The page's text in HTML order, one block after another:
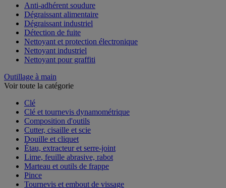
Anti-adhérent soudure
Dégraissant alimentaire
Dégraissant industriel
Détection de fuite
Nettoyant et protection électronique
Nettoyant industriel
Nettoyant pour graffiti
Outillage à main
Voir toute la catégorie
Clé
Clé et tournevis dynamométrique
Composition d'outils
Cutter, cisaille et scie
Douille et cliquet
Étau, extracteur et serre-joint
Lime, feuille abrasive, rabot
Marteau et outils de frappe
Pince
Tournevis et embout de vissage